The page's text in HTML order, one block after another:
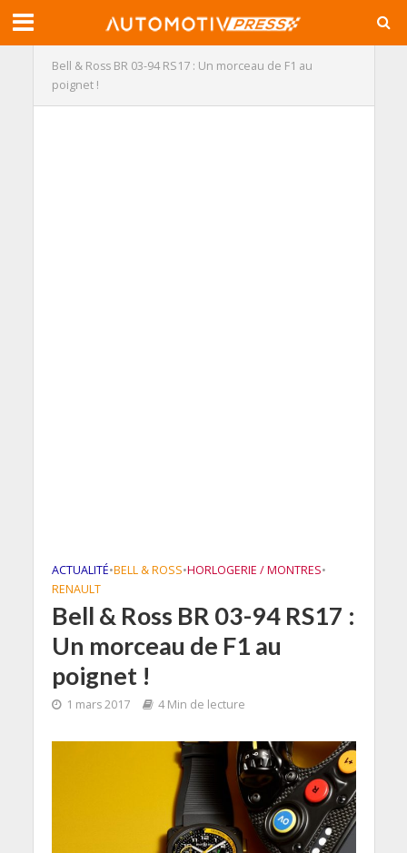
Bell & Ross BR 03-94 RS17 : Un morceau de F1 au
poignet !
ACTUALITÉ•BELL & ROSS•HORLOGERIE / MONTRES•
RENAULT
Bell & Ross BR 03-94 RS17 :
Un morceau de F1 au
poignet !
1 mars 2017 4 Min de lecture